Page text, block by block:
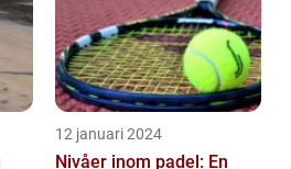
12 januari 2024
Nivåer inom padel: En